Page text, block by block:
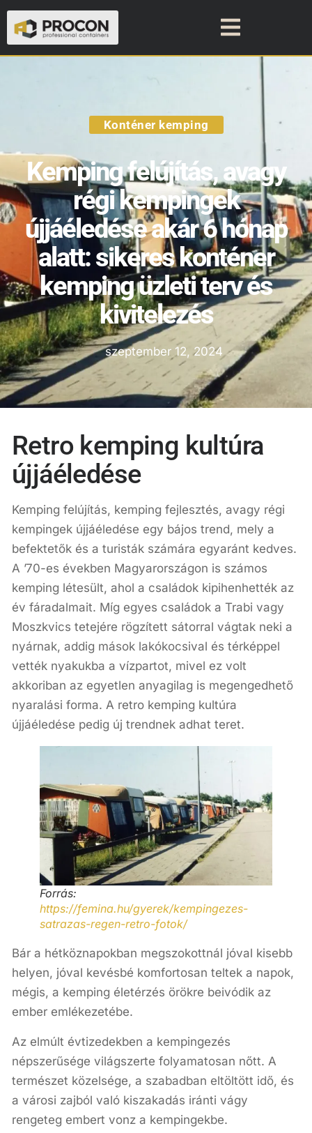
Konténer kemping
Kemping felújítás, avagy
régi kempingek
újjáéledése akár 6 hónap
alatt: sikeres konténer
kemping üzleti terv és
kivitelezés
szeptember 12, 2024
Retro kemping kultúra
újjáéledése
Kemping felújítás, kemping fejlesztés, avagy régi
kempingek újjáéledése egy bájos trend, mely a
befektetők és a turisták számára egyaránt kedves.
A ’70-es években Magyarországon is számos
kemping létesült, ahol a családok kipihenhették az
év fáradalmait. Míg egyes családok a Trabi vagy
Moszkvics tetejére rögzített sátorral vágtak neki a
nyárnak, addig mások lakókocsival és térképpel
vették nyakukba a vízpartot, mivel ez volt
akkoriban az egyetlen anyagilag is megengedhető
nyaralási forma. A retro kemping kultúra
újjáéledése pedig új trendnek adhat teret.
Forrás:
https://femina.hu/gyerek/kempingezes-
satrazas-regen-retro-fotok/
Bár a hétköznapokban megszokottnál jóval kisebb
helyen, jóval kevésbé komfortosan teltek a napok,
mégis, a kemping életérzés örökre beivódik az
ember emlékezetébe.
Az elmúlt évtizedekben a kempingezés
népszerűsége világszerte folyamatosan nőtt. A
természet közelsége, a szabadban eltöltött idő, és
a városi zajból való kiszakadás iránti vágy
rengeteg embert vonz a kempingekbe.